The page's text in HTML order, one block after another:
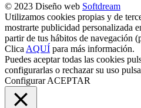
© 2023 Diseño web Softdream
Utilizamos cookies propias y de
mostrarte publicidad personalizada
partir de tus hábitos de navegación
Clica AQUÍ para más información.
Puedes aceptar todas las cookies
configurarlas o rechazar su uso
Configurar ACEPTAR